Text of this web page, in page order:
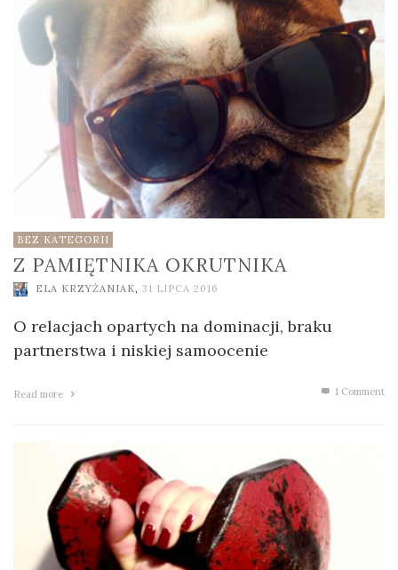
BEZ KATEGORII
Z PAMIĘTNIKA OKRUTNIKA
ELA KRZYŻANIAK, 31 LIPCA 2016
O relacjach opartych na dominacji, braku
partnerstwa i niskiej samoocenie
Read more 1 Comment